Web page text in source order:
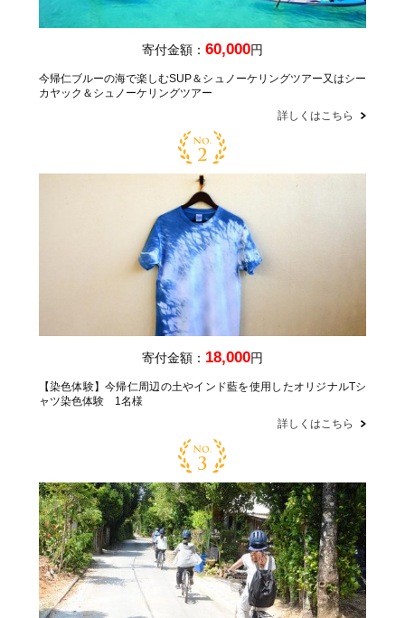
寄付金額： 60,000円
今帰仁ブルーの海で楽しむSUP＆シュノーケリングツアー又はシー
カヤック＆シュノーケリングツアー
詳しくはこちら
寄付金額： 18,000円
【染色体験】今帰仁周辺の土やインド藍を使用したオリジナルTシ
ャツ染色体験 1名様
詳しくはこちら